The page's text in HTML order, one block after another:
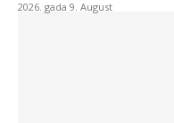
2026. gada 9. August